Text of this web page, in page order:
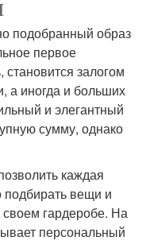
подобранный образ
первое
залогом
а иногда и больших
и элегантный
сумму, однако
каждая
вещи и
гардеробе. На
персональный